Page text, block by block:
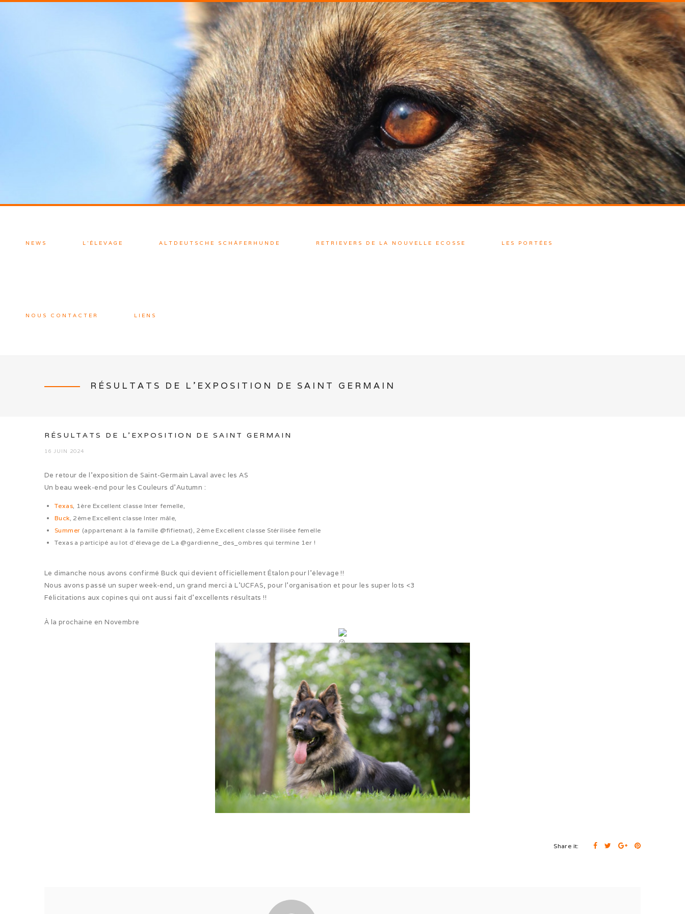
NEWS L’ÉLEVAGE ALTDEUTSCHE SCHÄFERHUNDE RETRIEVERS DE LA NOUVELLE ECOSSE LES PORTÉES
NOUS CONTACTER LIENS
RÉSULTATS DE L’EXPOSITION DE SAINT GERMAIN
RÉSULTATS DE L’EXPOSITION DE SAINT GERMAIN
16 JUIN 2024
De retour de l’exposition de Saint-Germain Laval avec les AS
Un beau week-end pour les Couleurs d’Autumn :
Texas, 1ère Excellent classe Inter femelle,
Buck, 2ème Excellent classe Inter mâle,
Summer (appartenant à la famille @fifietnat), 2ème Excellent classe Stérilisée femelle
Texas a participé au lot d’élevage de La @gardienne_des_ombres qui termine 1er !
Le dimanche nous avons confirmé Buck qui devient officiellement Étalon pour l’élevage !!
Nous avons passé un super week-end, un grand merci à L’UCFAS, pour l’organisation et pour les super lots <3
Félicitations aux copines qui ont aussi fait d’excellents résultats !!
À la prochaine en Novembre
Share it: